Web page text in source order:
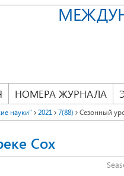
НОМЕРА ЖУРНАЛА
науки" 2021 7(88) Сезонный
Сох